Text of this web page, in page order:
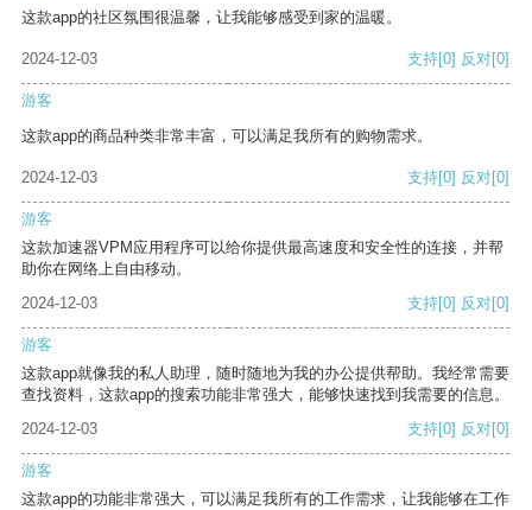
这款app的社区氛围很温馨，让我能够感受到家的温暖。
2024-12-03 支持[0] 反对[0]
游客
这款app的商品种类非常丰富，可以满足我所有的购物需求。
2024-12-03 支持[0] 反对[0]
游客
这款加速器VPM应用程序可以给你提供最高速度和安全性的连接，并帮
助你在网络上自由移动。
2024-12-03
支持[0] 反对[0]
游客
这款app就像我的私人助理，随时随地为我的办公提供帮助。我经常需要
查找资料，这款app的搜索功能非常强大，能够快速找到我需要的信息。
2024-12-03
支持[0] 反对[0]
游客
这款app的功能非常强大，可以满足我所有的工作需求，让我能够在工作